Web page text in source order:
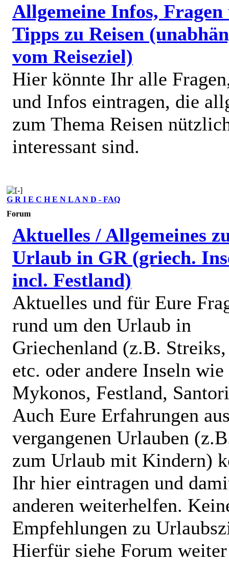
Allgemeine Infos, Fragen
Tipps zu Reisen
vom Reiseziel)
Hier könnte Ihr alle
und Infos eintragen, die
zum Thema Reisen
interessant sind.
G R I E C H E N L A N D - FAQ
Forum
Aktuelles / Allgemeines
Urlaub in GR (griech.
incl. Festland)
Aktuelles und für Eure
rund um den Urlaub in
Griechenland (z.B.
etc. oder andere Inseln wie
Mykonos, Festland,
Auch Eure Erfahrungen
vergangenen Urlauben
zum Urlaub mit Kindern)
Ihr hier eintragen und
anderen weiterhelfen.
Empfehlungen zu
Hierfür siehe Forum